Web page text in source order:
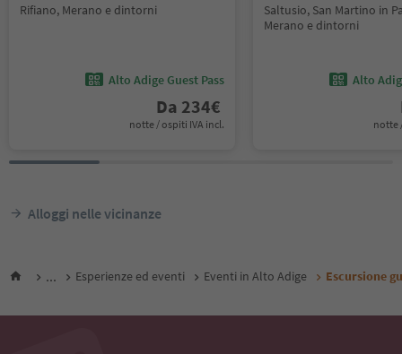
Rifiano, Merano e dintorni
Alto Adige Guest Pass
Da 234€
notte / ospiti IVA incl.
Saltusio, San Martino in
Merano e dintorni
Alto
notte
Alloggi nelle vicinanze
... Esperienze ed eventi Eventi in Alto Adige Escursione